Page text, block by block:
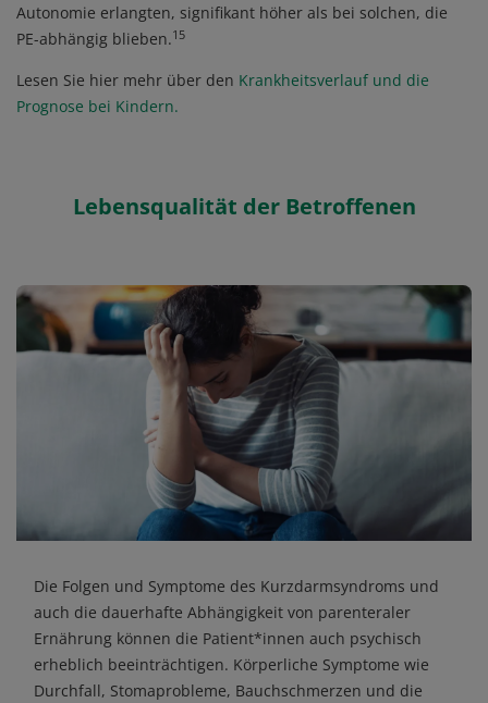
Autonomie erlangten, signifikant höher als bei solchen, die
PE-abhängig blieben.15
Lesen Sie hier mehr über den Krankheitsverlauf und die
Prognose bei Kindern.
Lebensqualität der Betroffenen
Die Folgen und Symptome des Kurzdarmsyndroms und
auch die dauerhafte Abhängigkeit von parenteraler
Ernährung können die Patient*innen auch psychisch
erheblich beeinträchtigen. Körperliche Symptome wie
Durchfall, Stomaprobleme, Bauchschmerzen und die